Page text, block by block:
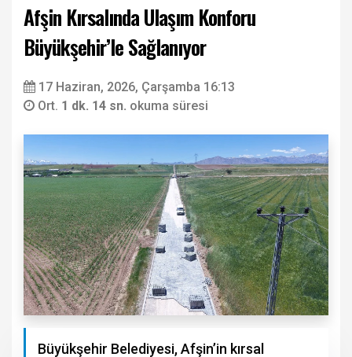
Afşin Kırsalında Ulaşım Konforu
Büyükşehir’le Sağlanıyor
17 Haziran, 2026, Çarşamba 16:13
Ort. 1 dk. 14 sn. okuma süresi
Büyükşehir Belediyesi, Afşin’in kırsal